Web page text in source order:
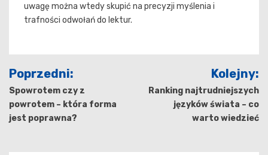
uwagę można wtedy skupić na precyzji myślenia i
trafności odwołań do lektur.
Nawigacja
wpisu
Poprzedni:
Spowrotem czy z
powrotem – która forma
jest poprawna?
Kolejny:
Ranking najtrudniejszych
języków świata – co
warto wiedzieć